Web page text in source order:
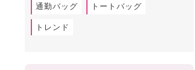
通勤バッグ トートバッグ
トレンド